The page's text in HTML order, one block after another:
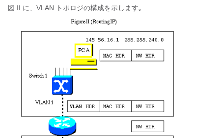
図 II に、VLAN トポロジの構成を示します｡